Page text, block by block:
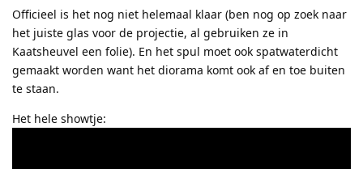
Officieel is het nog niet helemaal klaar (ben nog op zoek naar
het juiste glas voor de projectie, al gebruiken ze in
Kaatsheuvel een folie). En het spul moet ook spatwaterdicht
gemaakt worden want het diorama komt ook af en toe buiten
te staan.
Het hele showtje: